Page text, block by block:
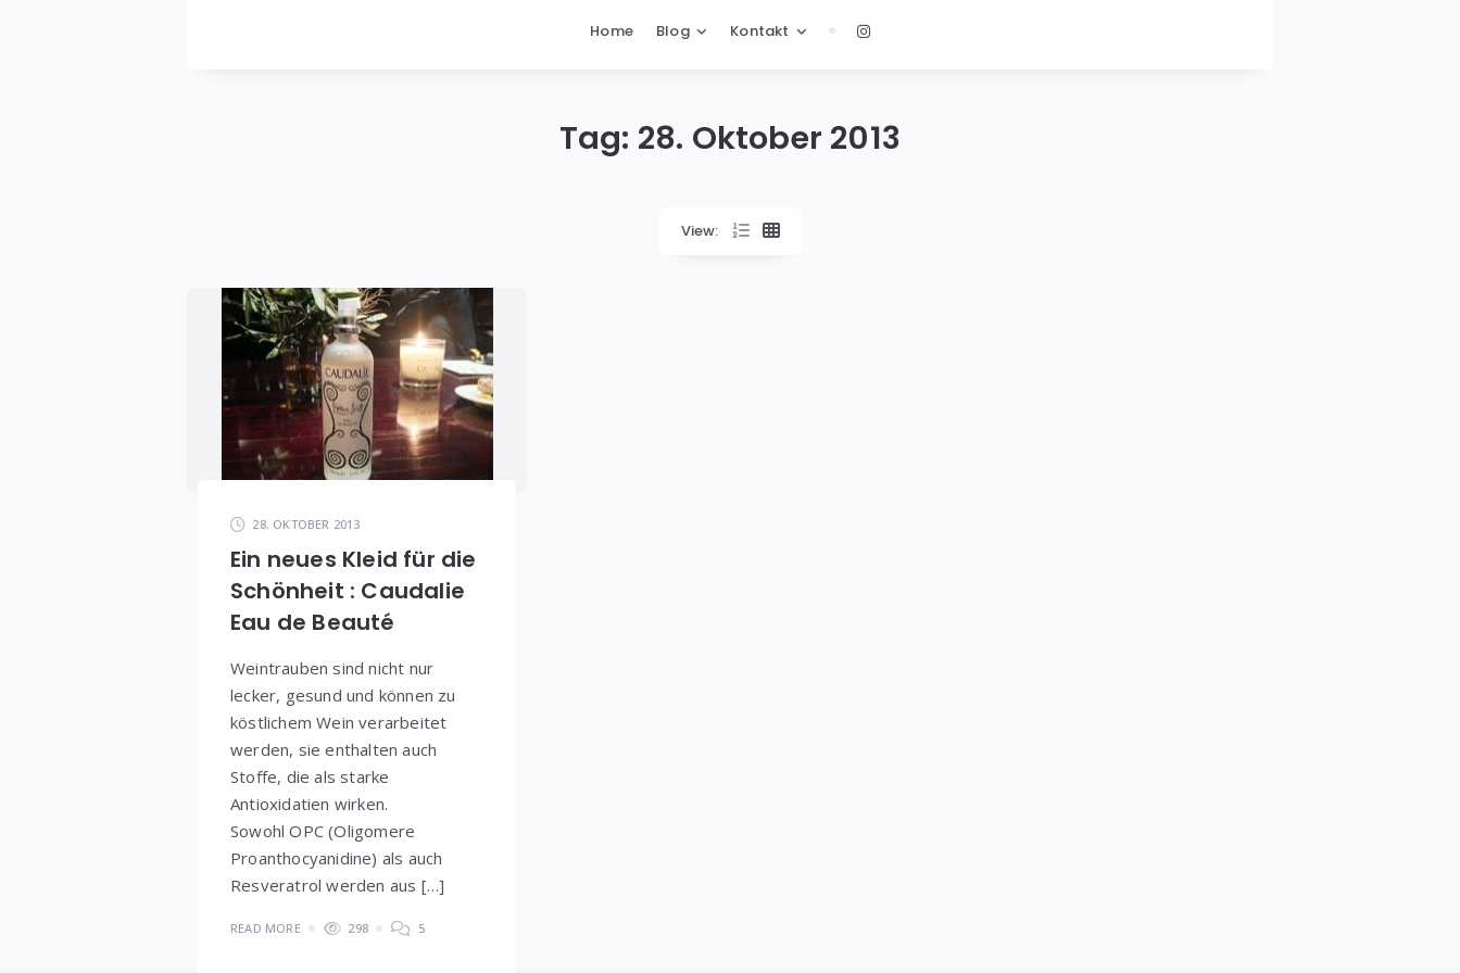
Home Blog Kontakt
Tag: 28. Oktober 2013
View:
28. OKTOBER 2013
Ein neues Kleid für die
Schönheit : Caudalie
Eau de Beauté
Weintrauben sind nicht nur
lecker, gesund und können zu
köstlichem Wein verarbeitet
werden, sie enthalten auch
Stoffe, die als starke
Antioxidatien wirken.
Sowohl OPC (Oligomere
Proanthocyanidine) als auch
Resveratrol werden aus […]
READ MORE 298 5